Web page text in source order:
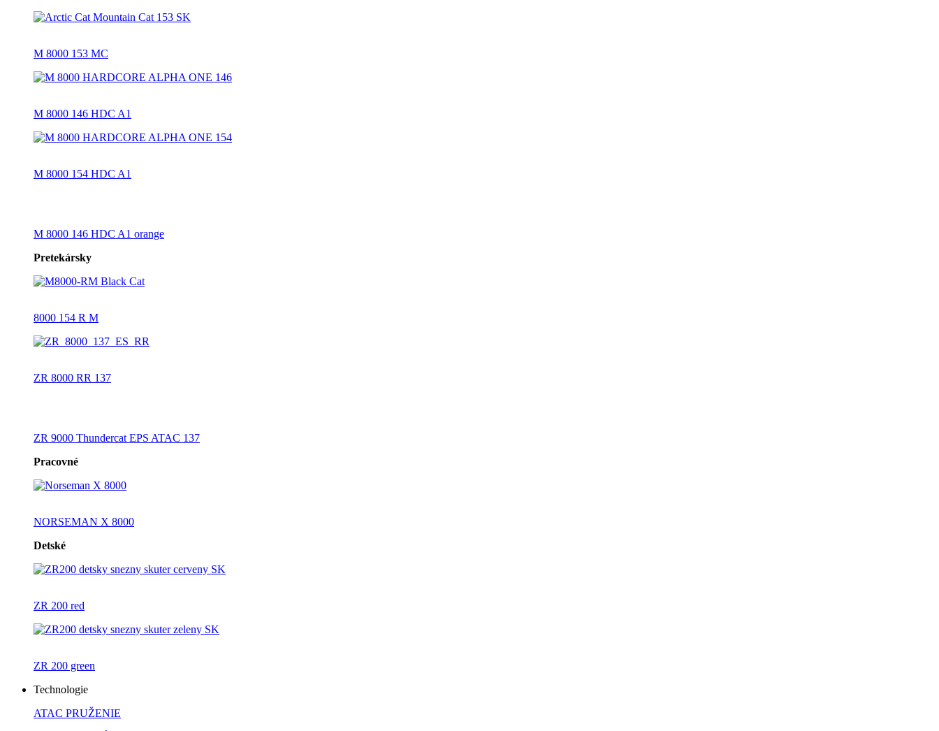
M 8000 153 MC
M 8000 146 HDC A1
M 8000 154 HDC A1
M 8000 146 HDC A1 orange
Pretekársky
8000 154 R M
ZR 8000 RR 137
ZR 9000 Thundercat EPS ATAC 137
Pracovné
NORSEMAN X 8000
Detské
ZR 200 red
ZR 200 green
Technologie
ATAC PRUŽENIE